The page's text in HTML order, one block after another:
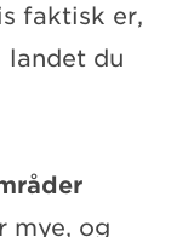
faktisk er,
landet du
mye, og